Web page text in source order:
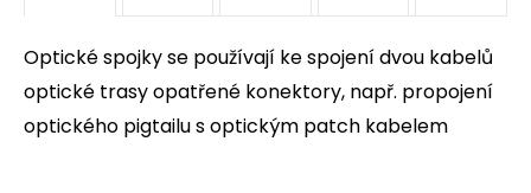
Optické spojky se používají ke spojení dvou kabelů
optické trasy opatřené konektory, např. propojení
optického pigtailu s optickým patch kabelem